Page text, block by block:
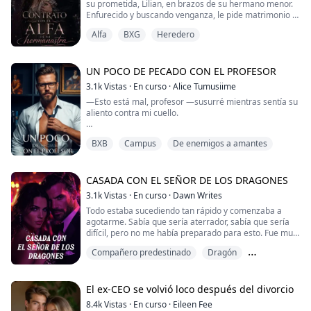
No solo eso, sino que también era el próximo heredero
de la Mafia... ¡"El Príncipe Negro"!
su prometida, Lilian, en brazos de su hermano menor.
Enfurecido y buscando venganza, le pide matrimonio a
toda la manada.
de matrimonio, no solo para desafiar a aquellos que la
rechazaron, si no para descubrir la verdad detras del
error de su madre.
Lo que empezó como un trato, desatará sentimientos
en los dos, despertando a la pasión
Alfa BXG Heredero
UN POCO DE PECADO CON EL PROFESOR
3.1kVistas · En curso ·Alice Tumusiime
—Esto está mal, profesor —susurré mientras sentía su
aliento contra mi cuello.
contención.
sus labios quedaron a un suspiro de mi piel—. No
debería desearte así.
—Pero somos ambos hombres... —Las palabras
salieron de mí, pero se detuvieron de inmediato
cuando sentí la mano del profesor sobre mi erección
palpitante.
BXB Campus De enemigos a amantes
CASADA CON EL SEÑOR DE LOS DRAGONES
3.1kVistas · En curso · Dawn Writes
Todo estaba sucediendo tan rápido y comenzaba a
agotarme. Sabía que sería aterrador, sabía que sería
difícil, pero no me había preparado para esto. Fue muy
intentaba calmar mi corazón acelerado, el latido
constante volvía a subir, amenazando con consumirme.
Compañero predestinado
Dragón
El ex-CEO se volvió loco después del divorcio
8.4kVistas · En curso · Eileen Fee